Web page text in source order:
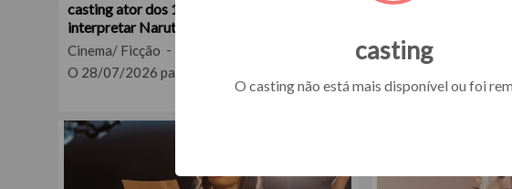
casting ator dos 16 aos 20 anos para
interpretar Naruto em adaptação live action
Cinema/ Ficção
O 28/07/2026 para 07/08/2026
casting
O casting não está mais disponível ou foi